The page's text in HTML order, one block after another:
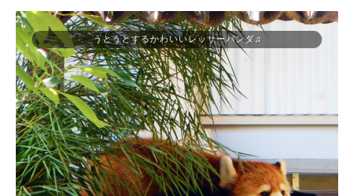
うとうとするかわいいレッサーパンダ♫